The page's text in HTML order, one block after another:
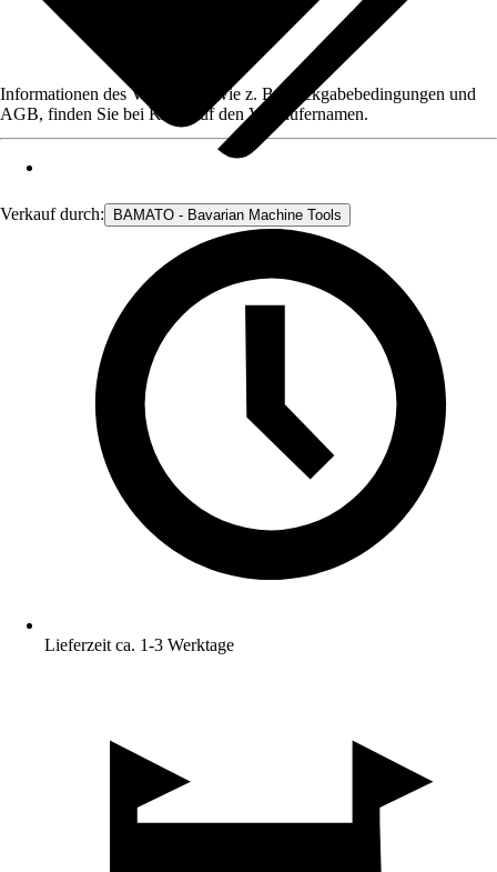
Verkauf durch: BAMATO - Bavarian Machine Tools
Informationen des Verkäufers, wie z. B. Rückgabebedingungen und
AGB, finden Sie bei Klick auf den Verkäufernamen.
Lieferzeit ca. 1-3 Werktage